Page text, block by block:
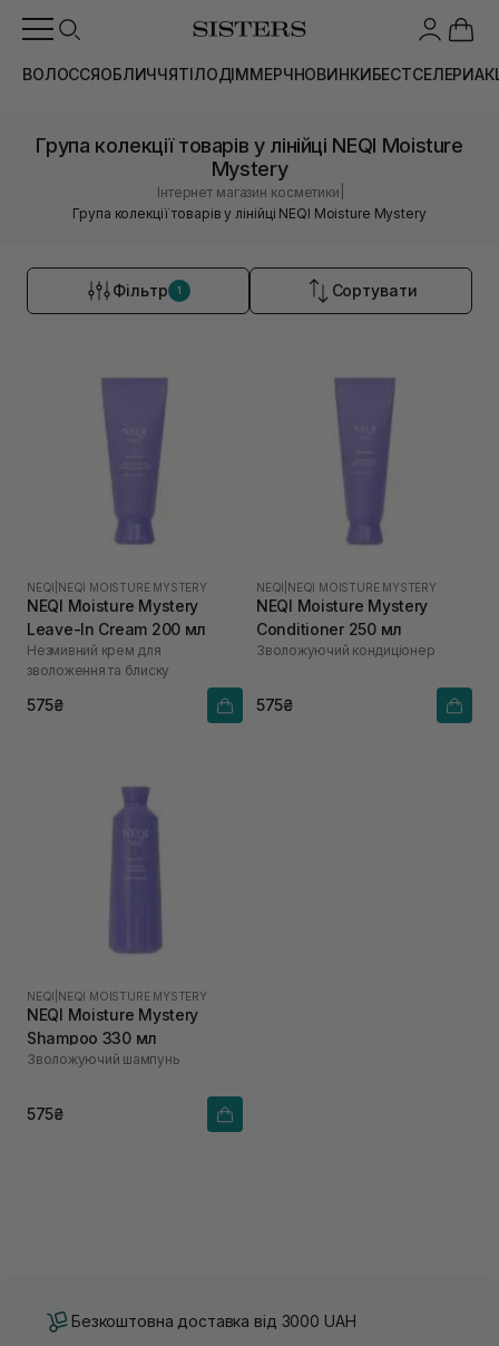
ВОЛОССЯОБЛИЧЧЯТІЛОДІММЕРЧНОВИНКИБЕСТСЕЛЕРИ
Група колекції товарів у лінійці NEQI Moisture
Mystery
Інтернет магазин косметики
Група колекції товарів у лінійці NEQI Moisture Mystery
Фільтр 1 Сортувати
NEQI NEQI MOISTURE MYSTERY
NEQI Moisture Mystery
Leave-In Cream 200 мл
Незмивний крем для
зволоження та блиску
575₴
NEQI NEQI MOISTURE MYSTERY
NEQI Moisture Mystery
Conditioner 250 мл
Зволожуючий кондиціонер
575₴
NEQI NEQI MOISTURE MYSTERY
NEQI Moisture Mystery
Shampoo 330 мл
Зволожуючий шампунь
575₴
Безкоштовна доставка від 3000 UAH